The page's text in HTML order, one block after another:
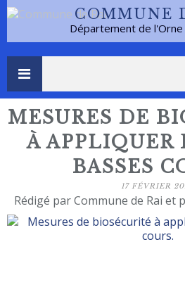
COMMUNE
Département de
MESURES DE
À APPLIQUER
BASSES
17 FÉVRIER
Rédigé par Commune de Rai et